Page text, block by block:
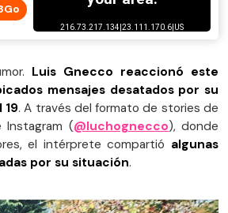
Luis Gnecco reaccionó este
mensajes desatados por su
. A través del formato de stories de
(@luchognecco), donde
el intérprete compartió algunas
por su situación.